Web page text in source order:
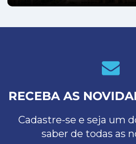
RECEBA AS
Cadastre-se e seja um
saber de todas as